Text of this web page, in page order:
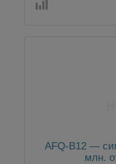
AFQ-B12 —
млн.